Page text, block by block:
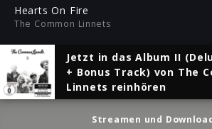
Hearts On Fire
The Common Linnets
Jetzt in das Album II
+ Bonus Track) von The
Linnets reinhören
Streamen und